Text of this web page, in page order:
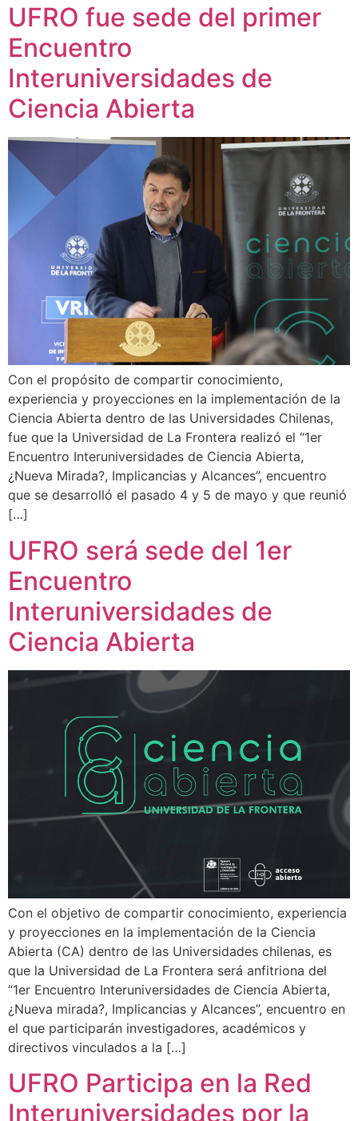
UFRO fue sede del primer
Encuentro
Interuniversidades de
Ciencia Abierta
Con el propósito de compartir conocimiento,
experiencia y proyecciones en la implementación de la
Ciencia Abierta dentro de las Universidades Chilenas,
fue que la Universidad de La Frontera realizó el “1er
Encuentro Interuniversidades de Ciencia Abierta,
¿Nueva Mirada?, Implicancias y Alcances”, encuentro
que se desarrolló el pasado 4 y 5 de mayo y que reunió
[…]
UFRO será sede del 1er
Encuentro
Interuniversidades de
Ciencia Abierta
Con el objetivo de compartir conocimiento, experiencia
y proyecciones en la implementación de la Ciencia
Abierta (CA) dentro de las Universidades chilenas, es
que la Universidad de La Frontera será anfitriona del
“1er Encuentro Interuniversidades de Ciencia Abierta,
¿Nueva mirada?, Implicancias y Alcances”, encuentro en
el que participarán investigadores, académicos y
directivos vinculados a la […]
UFRO Participa en la Red
Interuniversidades por la